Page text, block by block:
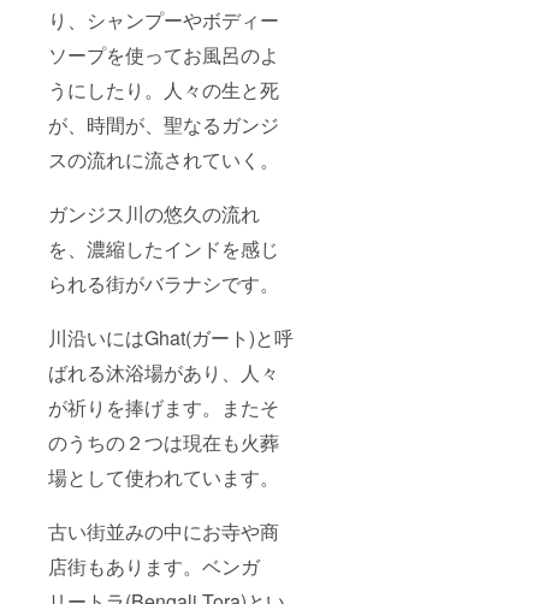
り、シャンプーやボディー
ソープを使ってお風呂のよ
うにしたり。人々の生と死
が、時間が、聖なるガンジ
スの流れに流されていく。
ガンジス川の悠久の流れ
を、濃縮したインドを感じ
られる街がバラナシです。
川沿いにはGhat(ガート)と呼
ばれる沐浴場があり、人々
が祈りを捧げます。またそ
のうちの２つは現在も火葬
場として使われています。
古い街並みの中にお寺や商
店街もあります。ベンガ